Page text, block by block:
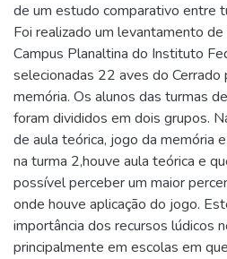
de um estudo comparativo entre
Foi realizado um levantamento
Campus Planaltina do Instituto
selecionadas 22 aves do Cerrado
memória. Os alunos das turmas
foram divididos em dois grupos.
de aula teórica, jogo da memória
na turma 2,houve aula teórica e
possível perceber um maior
onde houve aplicação do jogo.
importância dos recursos lúdicos
principalmente em escolas em